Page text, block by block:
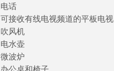
电话
可接收有线电视频道的平板电视
吹风机
电水壶
微波炉